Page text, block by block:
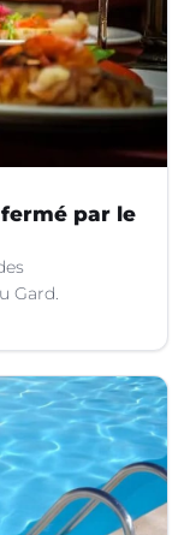
par le
Gard.